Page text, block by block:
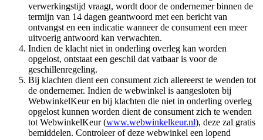
verwerkingstijd vraagt, wordt door de ondernemer binnen de
termijn van 14 dagen geantwoord met een bericht van
ontvangst en een indicatie wanneer de consument een meer
uitvoerig antwoord kan verwachten.
Indien de klacht niet in onderling overleg kan worden
opgelost, ontstaat een geschil dat vatbaar is voor de
geschillenregeling.
Bij klachten dient een consument zich allereerst te wenden tot
de ondernemer. Indien de webwinkel is aangesloten bij
WebwinkelKeur en bij klachten die niet in onderling overleg
opgelost kunnen worden dient de consument zich te wenden
tot WebwinkelKeur (www.webwinkelkeur.nl), deze zal gratis
bemiddelen. Controleer of deze webwinkel een lopend